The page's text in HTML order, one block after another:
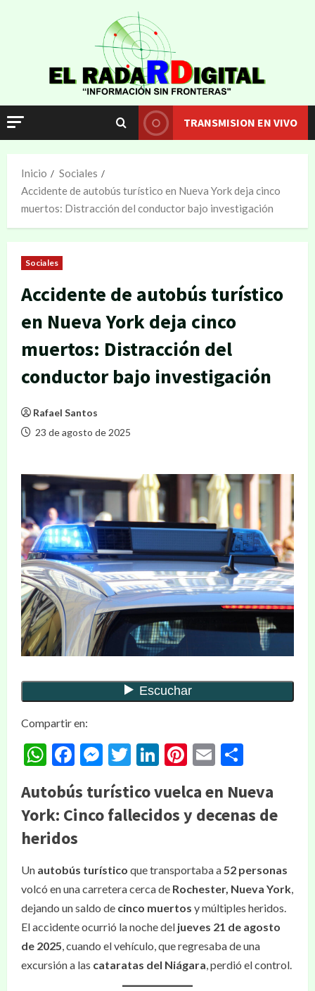
TRANSMISION EN VIVO
Inicio
Sociales
Accidente de autobús turístico en Nueva York deja cinco
muertos: Distracción del conductor bajo investigación
Sociales
Accidente de autobús turístico
en Nueva York deja cinco
muertos: Distracción del
conductor bajo investigación
Rafael Santos
23 de agosto de 2025
Compartir en:
WhatsApp
Facebook
Messenger
Twitter
LinkedIn
Pinterest
Email
Autobús turístico vuelca en Nueva
York: Cinco fallecidos y decenas de
heridos
Un autobús turístico que transportaba a 52 personas
volcó en una carretera cerca de Rochester, Nueva York
dejando un saldo de cinco muertos y múltiples heridos.
El accidente ocurrió la noche del jueves 21 de agosto
de 2025 , cuando el vehículo, que regresaba de una
excursión a las cataratas del Niágara , perdió el control.